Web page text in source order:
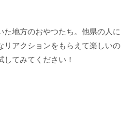
た地方のおやつたち。他県の人に
リアクションをもらえて楽しいの
てみてください！